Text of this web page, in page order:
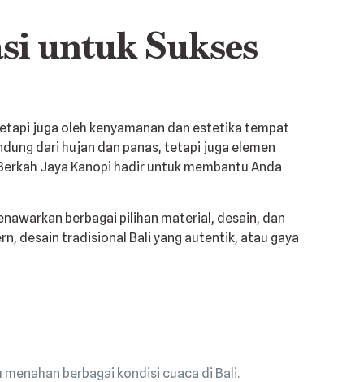
untuk Sukses
juga oleh kenyamanan dan estetika tempat
dari hujan dan panas, tetapi juga elemen
Jaya Kanopi hadir untuk membantu Anda
berbagai pilihan material, desain, dan
desain tradisional Bali yang autentik, atau gaya
berbagai kondisi cuaca di Bali.